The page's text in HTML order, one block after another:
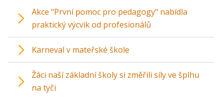
Akce "První pomoc pro pedagogy" nabídla
praktický výcvik od profesionálů
Karneval v mateřské škole
Žáci naší základní školy si změřili síly ve šplhu
na tyči